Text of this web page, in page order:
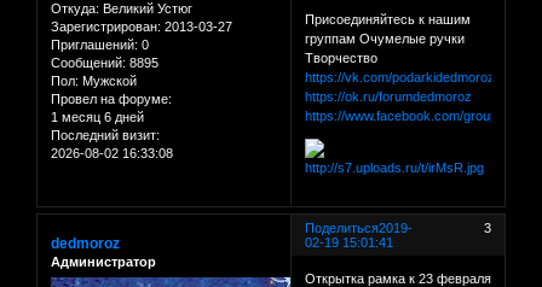
Откуда: Великий Устюг
Зарегистрирован: 2013-03-27
Приглашений: 0
Сообщений: 8895
Пол: Мужской
Провел на форуме:
1 месяц 6 дней
Последний визит:
2026-08-02 16:33:08
Присоединяйтесь к нашим
группам Очумелые ручки
Творчество
https://vk.com/podarkidedmoroza
https://ok.ru/forumdedmoroz
https://www.facebook.com/groups/
Поделиться 3
2019-
02-19 15:01:41
dedmoroz
Администратор
Открытка рамка к 23 февраля